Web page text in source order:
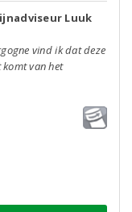
Luuk
vind ik dat deze
van het